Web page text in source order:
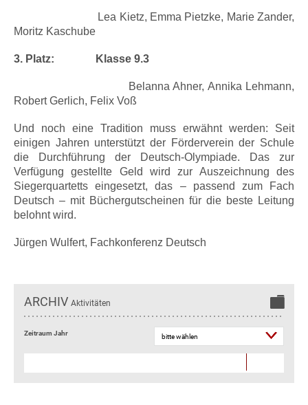
ARCHIV Aktivitäten
Zeitraum Jahr
Lea Kietz, Emma Pietzke, Marie Zander,
Moritz Kaschube
3. Platz: Klasse 9.3
Belanna Ahner, Annika Lehmann,
Robert Gerlich, Felix Voß
Und noch eine Tradition muss erwähnt werden: Seit
einigen Jahren unterstützt der Förderverein der Schule
die Durchführung der Deutsch-Olympiade. Das zur
Verfügung gestellte Geld wird zur Auszeichnung des
Siegerquartetts eingesetzt, das – passend zum Fach
Deutsch – mit Büchergutscheinen für die beste Leitung
belohnt wird.
Jürgen Wulfert, Fachkonferenz Deutsch